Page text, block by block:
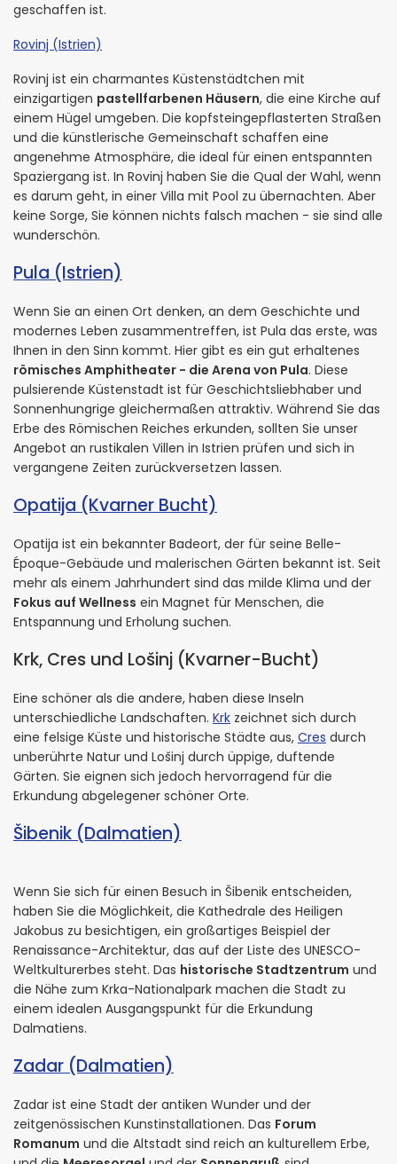
geschaffen ist.
Rovinj (Istrien)
Rovinj ist ein charmantes Küstenstädtchen mit
einzigartigen pastellfarbenen Häusern, die eine Kirche auf
einem Hügel umgeben. Die kopfsteingepflasterten Straßen
und die künstlerische Gemeinschaft schaffen eine
angenehme Atmosphäre, die ideal für einen entspannten
Spaziergang ist. In Rovinj haben Sie die Qual der Wahl, wenn
es darum geht, in einer Villa mit Pool zu übernachten. Aber
keine Sorge, Sie können nichts falsch machen - sie sind alle
wunderschön.
Pula (Istrien)
Wenn Sie an einen Ort denken, an dem Geschichte und
modernes Leben zusammentreffen, ist Pula das erste, was
Ihnen in den Sinn kommt. Hier gibt es ein gut erhaltenes
römisches Amphitheater - die Arena von Pula. Diese
pulsierende Küstenstadt ist für Geschichtsliebhaber und
Sonnenhungrige gleichermaßen attraktiv. Während Sie das
Erbe des Römischen Reiches erkunden, sollten Sie unser
Angebot an rustikalen Villen in Istrien prüfen und sich in
vergangene Zeiten zurückversetzen lassen.
Opatija (Kvarner Bucht)
Opatija ist ein bekannter Badeort, der für seine Belle-
Époque-Gebäude und malerischen Gärten bekannt ist. Seit
mehr als einem Jahrhundert sind das milde Klima und der
Fokus auf Wellness ein Magnet für Menschen, die
Entspannung und Erholung suchen.
Krk, Cres und Lošinj (Kvarner-Bucht)
Eine schöner als die andere, haben diese Inseln
unterschiedliche Landschaften. Krk zeichnet sich durch
eine felsige Küste und historische Städte aus, Cres durch
unberührte Natur und Lošinj durch üppige, duftende
Gärten. Sie eignen sich jedoch hervorragend für die
Erkundung abgelegener schöner Orte.
Šibenik (Dalmatien)
Wenn Sie sich für einen Besuch in Šibenik entscheiden,
haben Sie die Möglichkeit, die Kathedrale des Heiligen
Jakobus zu besichtigen, ein großartiges Beispiel der
Renaissance-Architektur, das auf der Liste des UNESCO-
Weltkulturerbes steht. Das historische Stadtzentrum und
die Nähe zum Krka-Nationalpark machen die Stadt zu
einem idealen Ausgangspunkt für die Erkundung
Dalmatiens.
Zadar (Dalmatien)
Zadar ist eine Stadt der antiken Wunder und der
zeitgenössischen Kunstinstallationen. Das Forum
Romanum und die Altstadt sind reich an kulturellem Erbe,